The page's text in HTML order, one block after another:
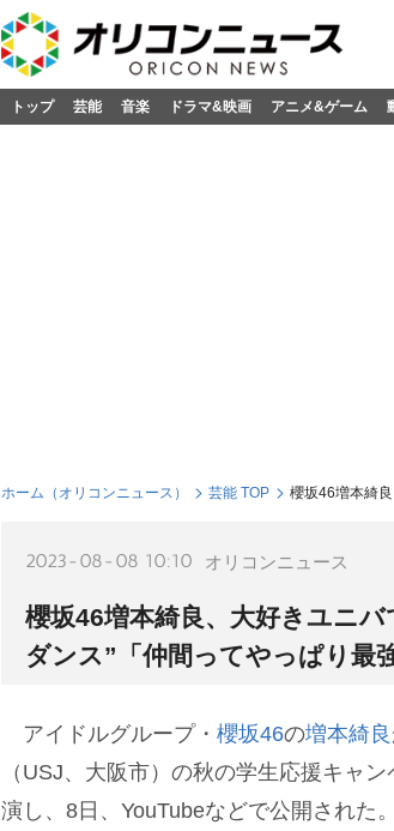
トップ 芸能 音楽 ドラマ&映画 アニメ&ゲーム
ホーム（オリコンニュース） 芸能 TOP 櫻坂46増本綺
2023-08-08 10:10 オリコンニュース
櫻坂46増本綺良、大好きユニ
ダンス”「仲間ってやっぱり最強
アイドルグループ・ 櫻坂46の増本綺良
（USJ、大阪市）の秋の学生応援キャ
演し、8日、YouTubeなどで公開された